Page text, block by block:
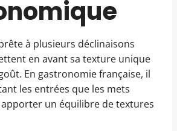
à plusieurs déclinaisons
en avant sa texture unique
En gastronomie française, il
les entrées que les mets
un équilibre de textures